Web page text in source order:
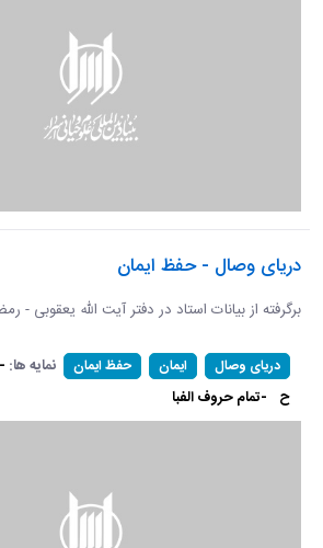
دریای وصال - حفظ ایمان
برگرفته از بیانات استاد در دفتر آیت الله یعقوبی - رمضان
دریای وصال ایمان حفظ ایمان نمایه ها:
ح -تمام حروف الفبا